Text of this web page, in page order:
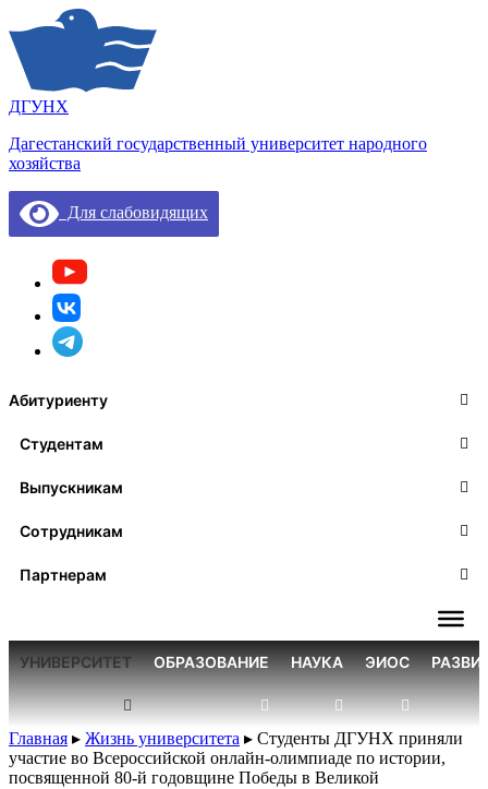
ДГУНХ
Дагестанский государственный университет народного
хозяйства
Для слабовидящих
Абитуриенту
Студентам
Выпускникам
Сотрудникам
Партнерам
УНИВЕРСИТЕТ ОБРАЗОВАНИЕ НАУКА ЭИОС
Главная ▸ Жизнь университета ▸ Студенты ДГУНХ приняли
участие во Всероссийской онлайн-олимпиаде по истории,
посвященной 80-й годовщине Победы в Великой